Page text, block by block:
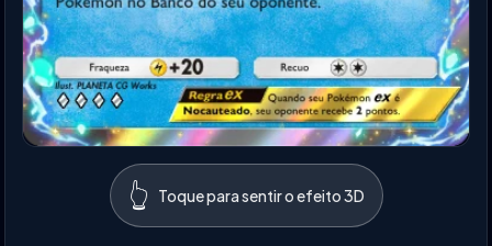
👆 Toque para sentir o efeito 3D